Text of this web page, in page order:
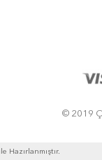
© 2019
Hazırlanmıştır.